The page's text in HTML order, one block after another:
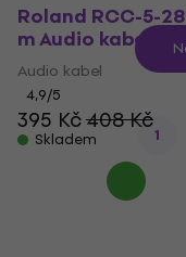
Roland RCC-5-
m Audio kabel
Audio kabel
4,9/5
395 Kč408 Kč
Skladem 1